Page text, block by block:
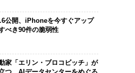
公開、iPhoneを今すぐアップ
べき90件の脆弱性
家「エリン・ブロコビッチ」が